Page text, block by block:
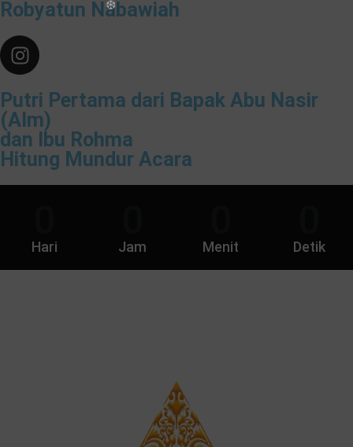
Robyatun Nabawiah
Putri Pertama dari Bapak Abu Nasir
(Alm)
dan Ibu Rohma
Hitung Mundur Acara
Hari Jam Menit Detik